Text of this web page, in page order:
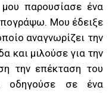
παρουσίασε ένα
Μου έδειξε
αναγνωρίζει την
και μιλούσε για την
την επέκταση του
οδηγούσε σε ένα